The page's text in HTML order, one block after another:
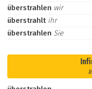
überstrahlen wir
überstrahlt ihr
überstrahlen Sie